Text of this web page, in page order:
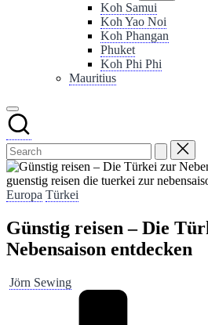
Koh Samui
Koh Yao Noi
Koh Phangan
Phuket
Koh Phi Phi
Mauritius
guenstig reisen die tuerkei zur
Posted
Europa Türkei
Günstig reisen – Die
Nebensaison entdecken
Posted
Jörn Sewing